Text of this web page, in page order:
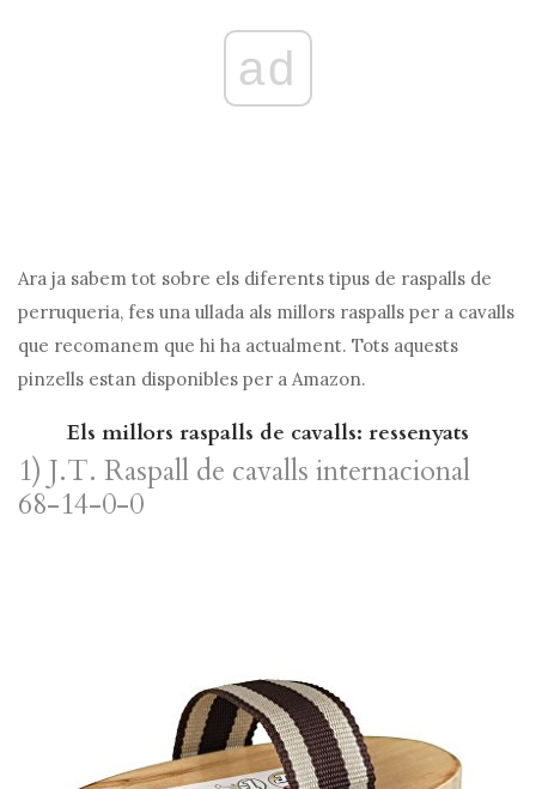
ad
Ara ja sabem tot sobre els diferents tipus de raspalls de
perruqueria, fes una ullada als millors raspalls per a cavalls
que recomanem que hi ha actualment. Tots aquests
pinzells estan disponibles per a Amazon.
Els millors raspalls de cavalls: ressenyats
1) J.T. Raspall de cavalls internacional
68-14-0-0